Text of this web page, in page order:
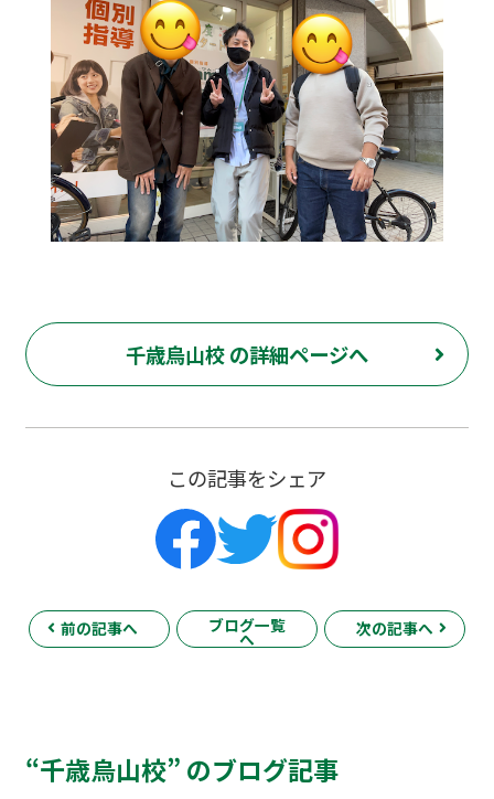
千歳烏山校 の詳細ページへ
この記事をシェア
前の記事へ ブログ一覧
へ
次の記事へ
“千歳烏山校” のブログ記事